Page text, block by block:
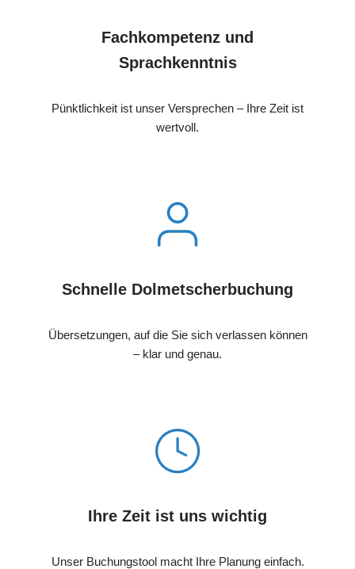
Fachkompetenz und
Sprachkenntnis
Pünktlichkeit ist unser Versprechen – Ihre Zeit ist
wertvoll.
Schnelle Dolmetscherbuchung
Übersetzungen, auf die Sie sich verlassen können
– klar und genau.
Ihre Zeit ist uns wichtig
Unser Buchungstool macht Ihre Planung einfach.